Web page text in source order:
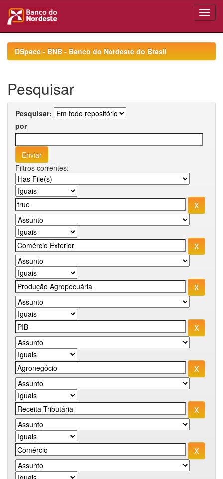
navigationDSpace - BNB - Banco do Nordeste do Brasil
Pesquisar
Pesquisar:
por
Filtros correntes: